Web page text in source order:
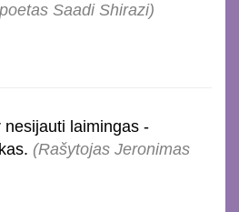
Saadi Shirazi)
laimingas -
(Rašytojas Jeronimas